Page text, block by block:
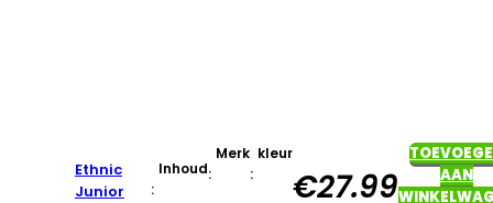
Ethnic
Junior
Inhoud
:
Merk
:
kleur
:
€27.99
AAN